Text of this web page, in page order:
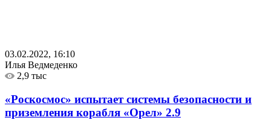
03.02.2022, 16:10
Илья Ведмеденко
2,9 тыс
«Роскосмос» испытает системы безопасности и
приземления корабля «Орел» 2.9